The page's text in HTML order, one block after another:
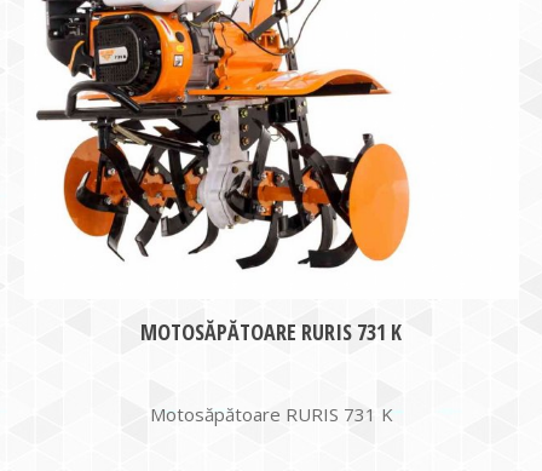
MOTOSĂPĂTOARE RURIS 731 K
Motosăpătoare RURIS 731 K